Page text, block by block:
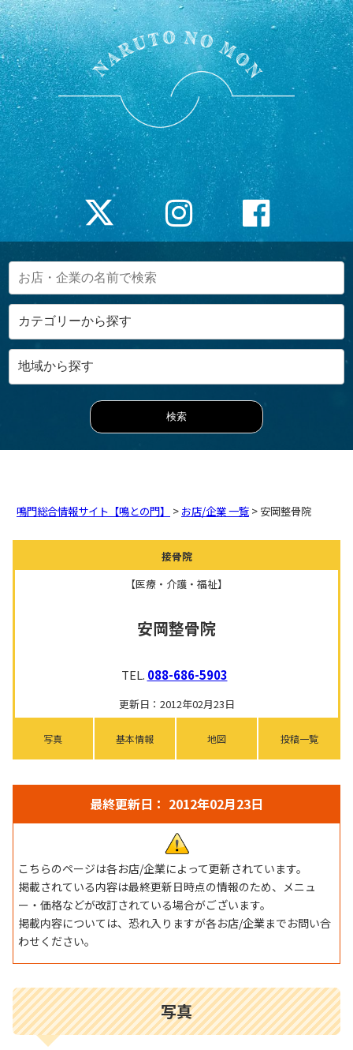
鳴門総合情報サイト【鳴との門】 > お店/企業 一覧 > 安岡整骨院
接骨院
【医療・介護・福祉】
安岡整骨院
TEL. 088-686-5903
更新日：2012年02月23日
写真 基本情報 地図 投稿一覧
最終更新日： 2012年02月23日
こちらのページは各お店/企業によって更新されています。
掲載されている内容は最終更新日時点の情報のため、メニュ
ー・価格などが改訂されている場合がございます。
掲載内容については、恐れ入りますが各お店/企業までお問い合
わせください。
写真